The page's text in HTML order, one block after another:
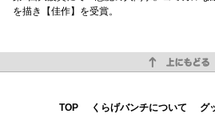
を描き【佳作】を受賞。
TOP くらげバンチについて グ